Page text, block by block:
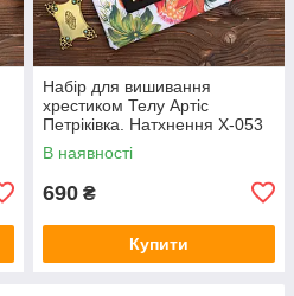
Набір для вишивання
хрестиком Телу Артіс
Петріківка. Натхнення Х-053
В наявності
690 ₴
Купити